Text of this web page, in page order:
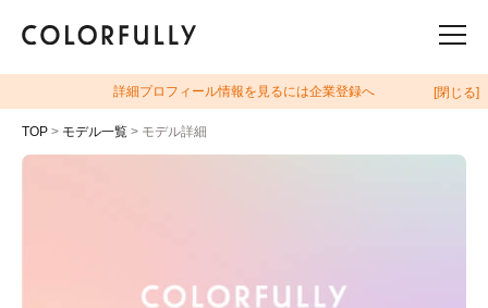
詳細プロフィール情報を見るには企業登録へ [閉じる]
TOP > モデル一覧 > モデル詳細